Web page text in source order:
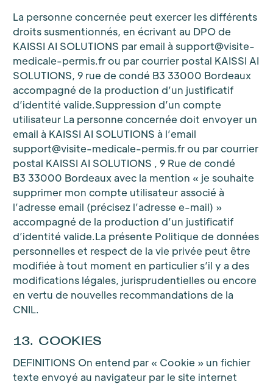
La personne concernée peut exercer les différents
droits susmentionnés, en écrivant au DPO de
KAISSI AI SOLUTIONS par email à support@visite-
medicale-permis.fr ou par courrier postal KAISSI AI
SOLUTIONS, 9 rue de condé B3 33000 Bordeaux
accompagné de la production d’un justificatif
d’identité valide.Suppression d’un compte
utilisateur La personne concernée doit envoyer un
email à KAISSI AI SOLUTIONS à l’email
support@visite-medicale-permis.fr ou par courrier
postal KAISSI AI SOLUTIONS , 9 Rue de condé
B3 33000 Bordeaux avec la mention « je souhaite
supprimer mon compte utilisateur associé à
l’adresse email (précisez l’adresse e-mail) »
accompagné de la production d’un justificatif
d’identité valide.La présente Politique de données
personnelles et respect de la vie privée peut être
modifiée à tout moment en particulier s’il y a des
modifications légales, jurisprudentielles ou encore
en vertu de nouvelles recommandations de la
CNIL.
13. COOKIES
DEFINITIONS On entend par « Cookie » un fichier
texte envoyé au navigateur par le site internet